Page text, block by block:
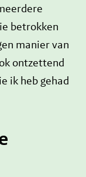
betrokken
manier van
ontzettend
ik heb gehad